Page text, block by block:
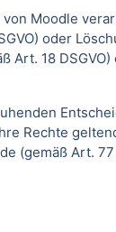
Moodle
oder
18
Rechte
(gemäß Art. 77